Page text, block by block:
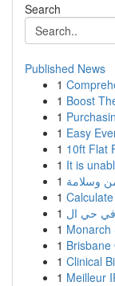
Search
Published News
1
1 Boost
1
1 Easy
1 10ft Flat
1 It is
1 وسلامة
1
1
1 Monarch
1
1 Clinical
1 Meilleur